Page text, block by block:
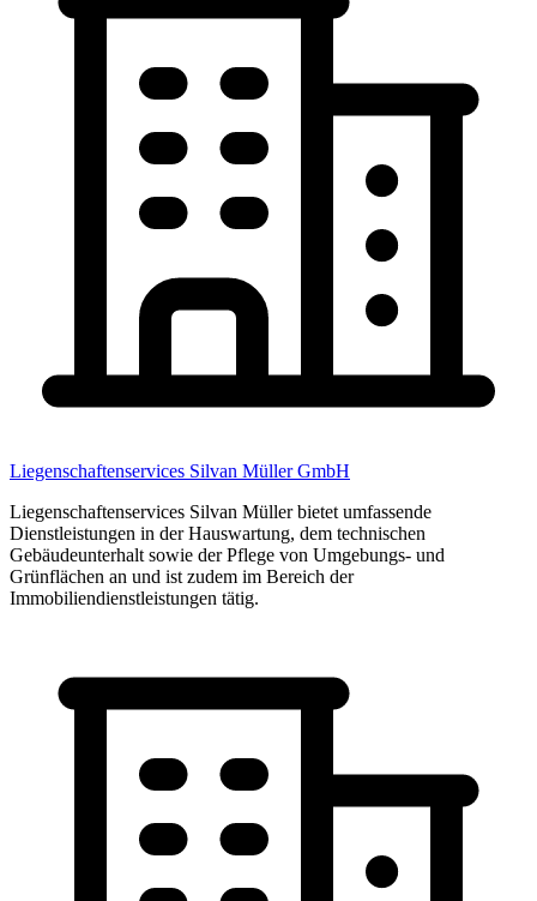
Liegenschaftenservices Silvan Müller GmbH
Liegenschaftenservices Silvan Müller bietet umfassende
Dienstleistungen in der Hauswartung, dem technischen
Gebäudeunterhalt sowie der Pflege von Umgebungs- und
Grünflächen an und ist zudem im Bereich der
Immobiliendienstleistungen tätig.